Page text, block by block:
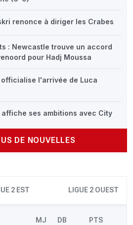
renonce à diriger les Crabes
: Newcastle trouve un accord
pour Hadj Moussa
officialise l'arrivée de Luca
ses ambitions avec City
DE NOUVELLES
2 EST LIGUE 2 OUEST
MJ DB PTS